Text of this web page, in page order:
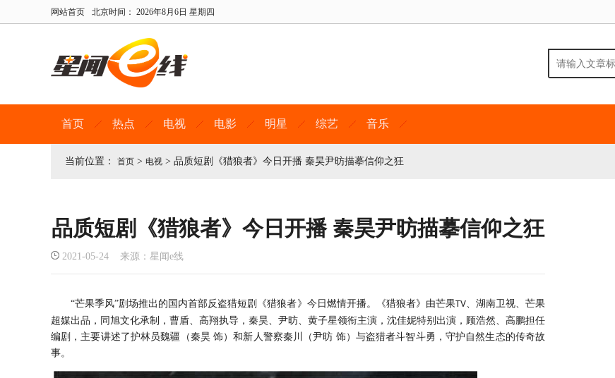
网站首页 北京时间： 2026年8月6日 星期四
首页 热点 电视 电影 明星 综艺 音乐
当前位置： 首页 > 电视 > 品质短剧《猎狼者》今日开播 秦昊尹昉描摹信仰之狂
品质短剧《猎狼者》今日开播 秦昊尹昉描摹信仰之狂
2021-05-24 来源：星闻e线
“芒果季风”剧场推出的国内首部反盗猎短剧《猎狼者》 今日燃情开播。 《猎狼者》由芒果TV、湖南卫视、芒果
超媒出品，同旭文化承制，曹盾、高翔执导，秦昊、尹昉、黄子星领衔主演，沈佳妮特别出演，顾浩然、高鹏担任
编剧，主要讲述了护林员魏疆（秦昊 饰）和新人警察秦川（尹昉 饰）与盗猎者斗智斗勇，守护自然生态的传奇故
事。